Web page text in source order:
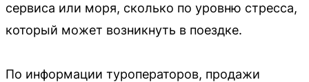
сервиса или моря, сколько по уровню стресса,
который может возникнуть в поездке.
По информации туроператоров, продажи